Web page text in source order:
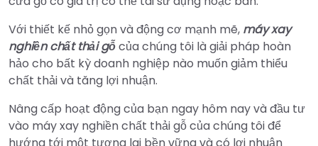
Với thiết kế nhỏ gọn và động cơ mạnh mẽ, máy xay
nghiền chất thải gỗcủa chúng tôi là giải pháp hoàn
hảo cho bất kỳ doanh nghiệp nào muốn giảm thiểu
chất thải và tăng lợi nhuận.
Nâng cấp hoạt động của bạn ngay hôm nay và đầu tư
vào máy xay nghiền chất thải gỗ của chúng tôi để